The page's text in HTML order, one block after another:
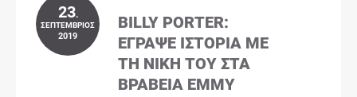
23.
ΣΕΠΤΈΜΒΡΙΟΣ
2019
BILLY PORTER:
ΈΓΡΑΨΕ ΙΣΤΟΡΊΑ ΜΕ
ΤΗ ΝΊΚΗ ΤΟΥ ΣΤΑ
ΒΡΑΒΕΊΑ EMMY